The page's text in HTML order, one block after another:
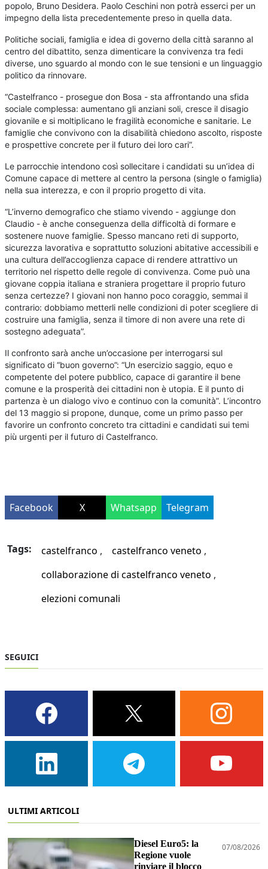
popolo, Bruno Desidera. Paolo Ceschini non potrà esserci per un
impegno della lista precedentemente preso in quella data.
Politiche sociali, famiglia e idea di governo della città saranno al
centro del dibattito, senza dimenticare la convivenza tra fedi
diverse, uno sguardo al mondo con le sue tensioni e un linguaggio
politico da rinnovare.
“Castelfranco - prosegue don Bosa - sta affrontando una sfida
sociale complessa: aumentano gli anziani soli, cresce il disagio
giovanile e si moltiplicano le fragilità economiche e sanitarie. Le
famiglie che convivono con la disabilità chiedono ascolto, risposte
e prospettive concrete per il futuro dei loro cari”.
Le parrocchie intendono così sollecitare i candidati su un’idea di
Comune capace di mettere al centro la persona (single o famiglia)
nella sua interezza, e con il proprio progetto di vita.
“L’inverno demografico che stiamo vivendo - aggiunge don
Claudio - è anche conseguenza della difficoltà di formare e
sostenere nuove famiglie. Spesso mancano reti di supporto,
sicurezza lavorativa e soprattutto soluzioni abitative accessibili e
una cultura dell’accoglienza capace di rendere attrattivo un
territorio nel rispetto delle regole di convivenza. Come può una
giovane coppia italiana e straniera progettare il proprio futuro
senza certezze? I giovani non hanno poco coraggio, semmai il
contrario: dobbiamo metterli nelle condizioni di poter scegliere di
costruire una famiglia, senza il timore di non avere una rete di
sostegno adeguata”.
Il confronto sarà anche un’occasione per interrogarsi sul
significato di “buon governo”: “Un esercizio saggio, equo e
competente del potere pubblico, capace di garantire il bene
comune e la prosperità dei cittadini non è utopia. E il punto di
partenza è un dialogo vivo e continuo con la comunità”. L’incontro
del 13 maggio si propone, dunque, come un primo passo per
favorire un confronto concreto tra cittadini e candidati sui temi
più urgenti per il futuro di Castelfranco.
Facebook X Whatsapp Telegram
Tags: castelfranco
castelfranco veneto
collaborazione di castelfranco veneto
elezioni comunali
SEGUICI
ULTIMI ARTICOLI
Diesel Euro5: la
Regione vuole
rinviare il blocco
07/08/2026